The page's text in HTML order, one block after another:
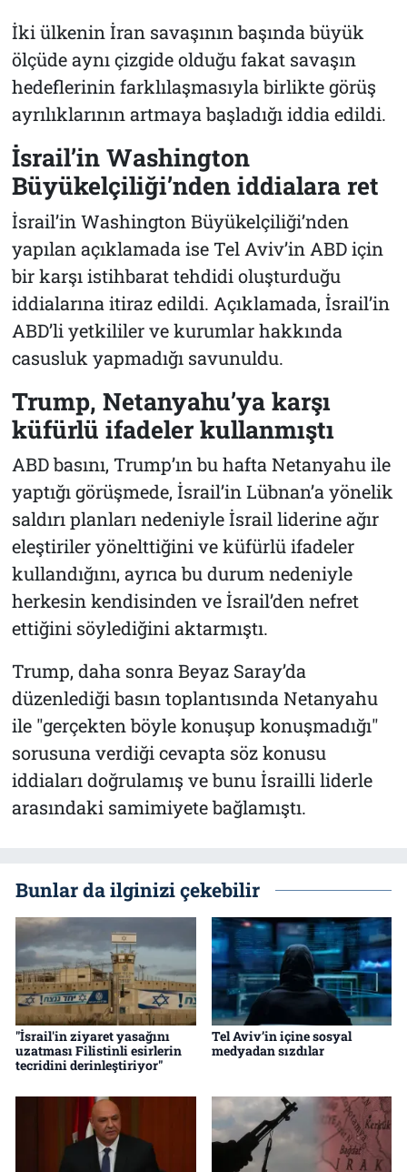
İki ülkenin İran savaşının başında büyük
ölçüde aynı çizgide olduğu fakat savaşın
hedeflerinin farklılaşmasıyla birlikte görüş
ayrılıklarının artmaya başladığı iddia edildi.
İsrail’in Washington
Büyükelçiliği’nden iddialara ret
İsrail’in Washington Büyükelçiliği’nden
yapılan açıklamada ise Tel Aviv’in ABD için
bir karşı istihbarat tehdidi oluşturduğu
iddialarına itiraz edildi. Açıklamada, İsrail’in
ABD’li yetkililer ve kurumlar hakkında
casusluk yapmadığı savunuldu.
Trump, Netanyahu’ya karşı
küfürlü ifadeler kullanmıştı
ABD basını, Trump’ın bu hafta Netanyahu ile
yaptığı görüşmede, İsrail’in Lübnan’a yönelik
saldırı planları nedeniyle İsrail liderine ağır
eleştiriler yönelttiğini ve küfürlü ifadeler
kullandığını, ayrıca bu durum nedeniyle
herkesin kendisinden ve İsrail’den nefret
ettiğini söylediğini aktarmıştı.
Trump, daha sonra Beyaz Saray’da
düzenlediği basın toplantısında Netanyahu
ile "gerçekten böyle konuşup konuşmadığı"
sorusuna verdiği cevapta söz konusu
iddiaları doğrulamış ve bunu İsrailli liderle
arasındaki samimiyete bağlamıştı.
Bunlar da ilginizi çekebilir
"İsrail'in ziyaret yasağını
uzatması Filistinli esirlerin
tecridini derinleştiriyor"
Tel Aviv’in içine sosyal
medyadan sızdılar